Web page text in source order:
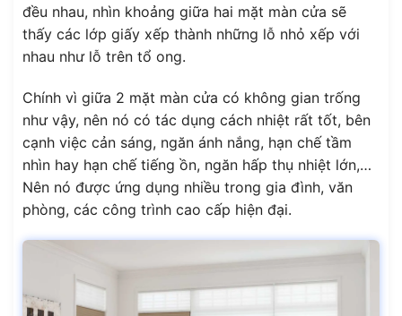
đều nhau, nhìn khoảng giữa hai mặt màn cửa sẽ
thấy các lớp giấy xếp thành những lỗ nhỏ xếp với
nhau như lỗ trên tổ ong.
Chính vì giữa 2 mặt màn cửa có không gian trống
như vậy, nên nó có tác dụng cách nhiệt rất tốt, bên
cạnh việc cản sáng, ngăn ánh nắng, hạn chế tầm
nhìn hay hạn chế tiếng ồn, ngăn hấp thụ nhiệt lớn,…
Nên nó được ứng dụng nhiều trong gia đình, văn
phòng, các công trình cao cấp hiện đại.